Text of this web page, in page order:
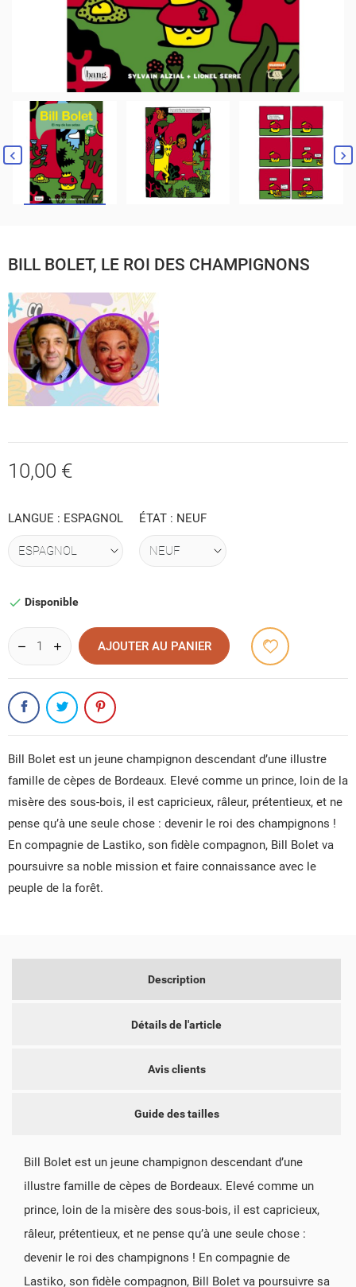
BILL BOLET, LE ROI DES CHAMPIGNONS
10,00 €
LANGUE : ESPAGNOL ÉTAT : NEUF
 Disponible
AJOUTER AU PANIER
Bill Bolet est un jeune champignon descendant d’une illustre
famille de cèpes de Bordeaux. Elevé comme un prince, loin de la
misère des sous-bois, il est capricieux, râleur, prétentieux, et ne
pense qu’à une seule chose : devenir le roi des champignons !
En compagnie de Lastiko, son fidèle compagnon, Bill Bolet va
poursuivre sa noble mission et faire connaissance avec le
peuple de la forêt.
Description
Détails de l'article
Avis clients
Guide des tailles
Bill Bolet est un jeune champignon descendant d’une
illustre famille de cèpes de Bordeaux. Elevé comme un
prince, loin de la misère des sous-bois, il est capricieux,
râleur, prétentieux, et ne pense qu’à une seule chose :
devenir le roi des champignons ! En compagnie de
Lastiko, son fidèle compagnon, Bill Bolet va poursuivre sa
CRÉER UNE LISTE D'ENVIES
CRÉER UNE LISTE D'ENVIES
CONNEXION
ANNULER